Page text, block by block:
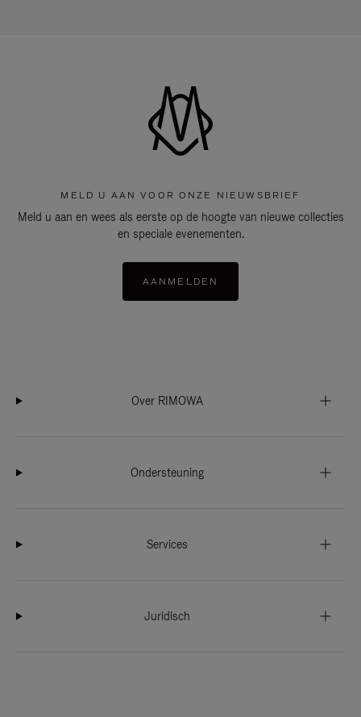
MELD U AAN VOOR ONZE NIEUWSBRIEF
Meld u aan en wees als eerste op de hoogte van nieuwe collecties
en speciale evenementen.
AANMELDEN
Over RIMOWA
Ondersteuning
Services
Juridisch